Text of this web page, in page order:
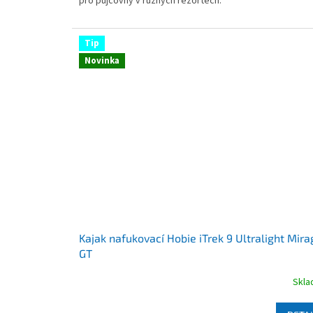
hviezdičiek.
Tip
Novinka
Kajak nafukovací Hobie iTrek 9 Ultralight
GT